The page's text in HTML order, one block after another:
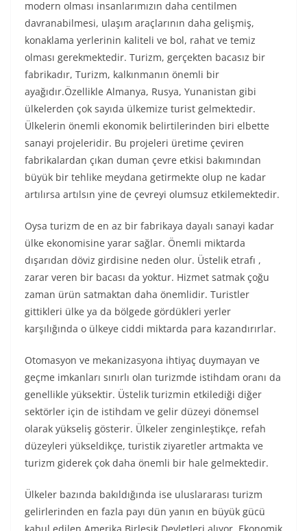
modern olması insanlarımızın daha centilmen
davranabilmesi, ulaşım araçlarının daha gelişmiş,
konaklama yerlerinin kaliteli ve bol, rahat ve temiz
olması gerekmektedir. Turizm, gerçekten bacasız bir
fabrikadır, Turizm, kalkınmanın önemli bir
ayağıdır.Özellikle Almanya, Rusya, Yunanistan gibi
ülkelerden çok sayıda ülkemize turist gelmektedir.
Ülkelerin önemli ekonomik belirtilerinden biri elbette
sanayi projeleridir. Bu projeleri üretime çeviren
fabrikalardan çıkan duman çevre etkisi bakımından
büyük bir tehlike meydana getirmekte olup ne kadar
artılırsa artılsın yine de çevreyi olumsuz etkilemektedir.
Oysa turizm de en az bir fabrikaya dayalı sanayi kadar
ülke ekonomisine yarar sağlar. Önemli miktarda
dışarıdan döviz girdisine neden olur. Üstelik etrafı ,
zarar veren bir bacası da yoktur. Hizmet satmak çoğu
zaman ürün satmaktan daha önemlidir. Turistler
gittikleri ülke ya da bölgede gördükleri yerler
karşılığında o ülkeye ciddi miktarda para kazandırırlar.
Otomasyon ve mekanizasyona ihtiyaç duymayan ve
geçme imkanları sınırlı olan turizmde istihdam oranı da
genellikle yüksektir. Üstelik turizmin etkilediği diğer
sektörler için de istihdam ve gelir düzeyi dönemsel
olarak yükseliş gösterir. Ülkeler zenginleştikçe, refah
düzeyleri yükseldikçe, turistik ziyaretler artmakta ve
turizm giderek çok daha önemli bir hale gelmektedir.
Ülkeler bazında bakıldığında ise uluslararası turizm
gelirlerinden en fazla payı dün yanın en büyük gücü